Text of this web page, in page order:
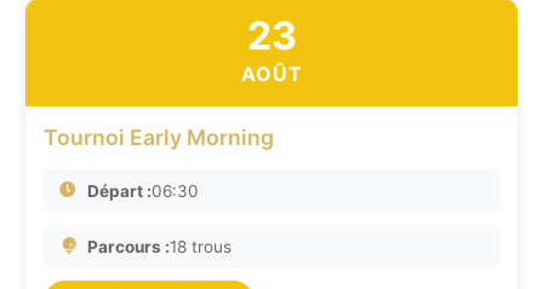
23
AOÛT
Tournoi Early Morning
Départ :06:30
Parcours :18 trous